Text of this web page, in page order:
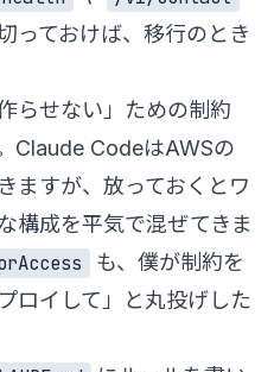
っておけば、移行のとき
らせない」ための制約
Claude CodeはAWSの
ますが、放っておくとワ
構成を平気で混ぜてきま
も、僕が制約を
ロイして」と丸投げした